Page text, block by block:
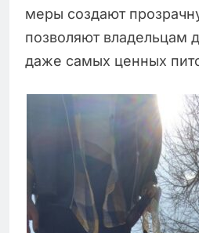
меры создают
позволяют владельцам
даже самых ценных